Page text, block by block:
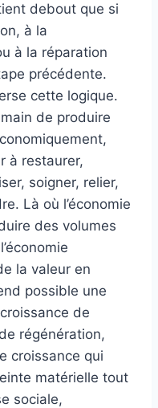
debout que si
à la
à la réparation
précédente.
cette logique.
de produire
à restaurer,
soigner, relier,
Là où l’économie
des volumes
la valeur en
possible une
de
régénération,
croissance qui
matérielle tout
sociale,